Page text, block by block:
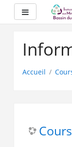
Panneau
Accueil